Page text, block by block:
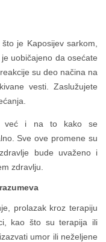
je Kaposijev sarkom,
uobičajeno da osećate
su deo načina na
vesti. Zaslužujete
već i na to kako se
Sve ove promene su
bude uvaženo i
zdravlju.
prolazak kroz terapiju
kao što su terapija ili
umor ili neželjene